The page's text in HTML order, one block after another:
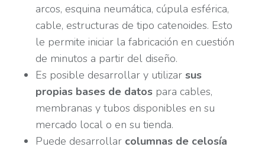
arcos, esquina neumática, cúpula esférica,
cable, estructuras de tipo catenoides. Esto
le permite iniciar la fabricación en cuestión
de minutos a partir del diseño.
Es posible desarrollar y utilizar sus
propias bases de datos para cables,
membranas y tubos disponibles en su
mercado local o en su tienda.
Puede desarrollar columnas de celosía